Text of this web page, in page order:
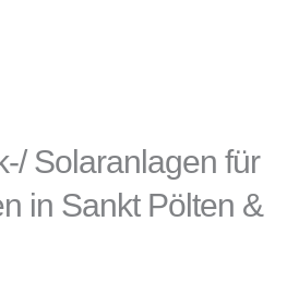
Solaranlagen für
in Sankt Pölten &